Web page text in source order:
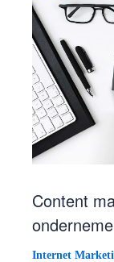
Content
Internet